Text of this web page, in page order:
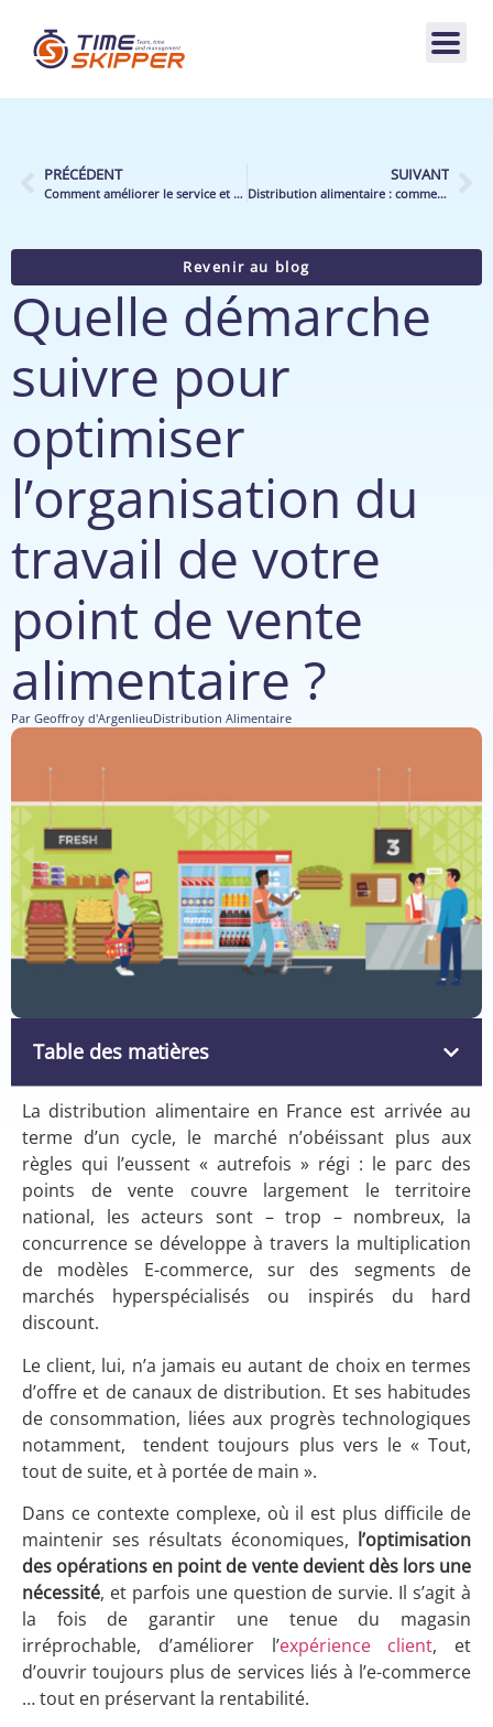
PRÉCÉDENT
Comment améliorer le service et la performance de votre activité e-commerce ?
SUIVANT
Distribution alimentaire : comment adapter son modèle d’organisation face à la montée en charge du e-commerce ?
Revenir au blog
Quelle démarche
suivre pour
optimiser
l’organisation du
travail de votre
point de vente
alimentaire ?
Par Geoffroy d'ArgenlieuDistribution Alimentaire
Table des matières
La distribution alimentaire en France est arrivée au
terme d’un cycle, le marché n’obéissant plus aux
règles qui l’eussent « autrefois » régi : le parc des
points de vente couvre largement le territoire
national, les acteurs sont – trop – nombreux, la
concurrence se développe à travers la multiplication
de modèles E-commerce, sur des segments de
marchés hyperspécialisés ou inspirés du hard
discount.
Le client, lui, n’a jamais eu autant de choix en termes
d’offre et de canaux de distribution. Et ses habitudes
de consommation, liées aux progrès technologiques
notamment, tendent toujours plus vers le « Tout,
tout de suite, et à portée de main ».
Dans ce contexte complexe, où il est plus difficile de
maintenir ses résultats économiques, l’optimisation
des opérations en point de vente devient dès lors une
nécessité, et parfois une question de survie. Il s’agit à
la fois de garantir une tenue du magasin
irréprochable, d’améliorer l’expérience client, et
d’ouvrir toujours plus de services liés à l’e-commerce
… tout en préservant la rentabilité.